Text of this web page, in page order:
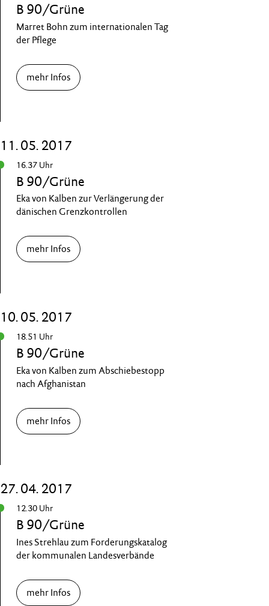
B 90/Grüne
Marret Bohn zum internationalen Tag
der Pflege
mehr Infos
11. 05. 2017
16.37 Uhr
B 90/Grüne
Eka von Kalben zur Verlängerung der
dänischen Grenzkontrollen
mehr Infos
10. 05. 2017
18.51 Uhr
B 90/Grüne
Eka von Kalben zum Abschiebestopp
nach Afghanistan
mehr Infos
27. 04. 2017
12.30 Uhr
B 90/Grüne
Ines Strehlau zum Forderungskatalog
der kommunalen Landesverbände
mehr Infos